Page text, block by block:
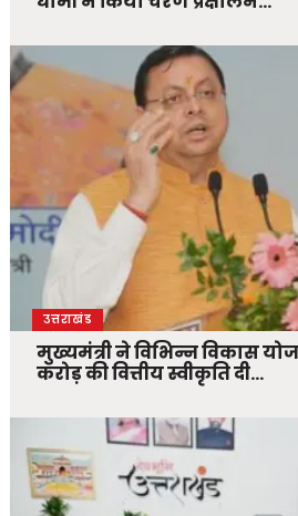
उत्तराखंड
मुख्यमंत्री ने विभिन्न विकास
करोड़ की वित्तीय स्वीकृति दी…